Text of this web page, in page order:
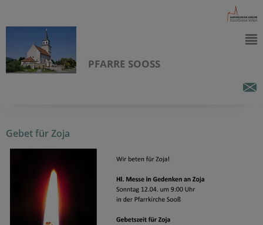
PFARRE SOOSS
Gebet für Zoja